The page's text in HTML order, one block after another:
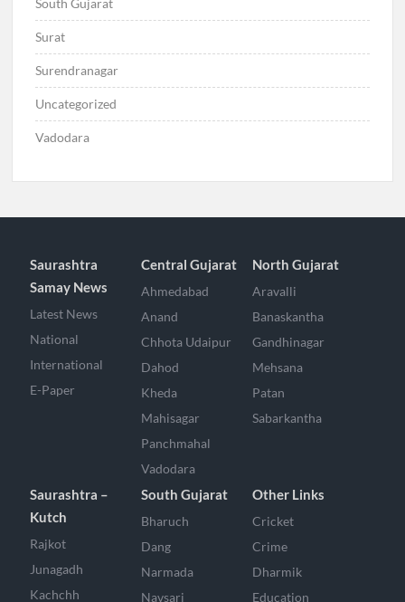
Surat
Surendranagar
Uncategorized
Vadodara
Saurashtra
Samay News
Latest News
National
International
E-Paper
Central Gujarat
Ahmedabad
Anand
Chhota Udaipur
Dahod
Kheda
Mahisagar
Panchmahal
Vadodara
North Gujarat
Aravalli
Banaskantha
Gandhinagar
Mehsana
Patan
Sabarkantha
Saurashtra –
Kutch
Rajkot
Junagadh
Kachchh
South Gujarat
Bharuch
Dang
Narmada
Navsari
Other Links
Cricket
Crime
Dharmik
Education